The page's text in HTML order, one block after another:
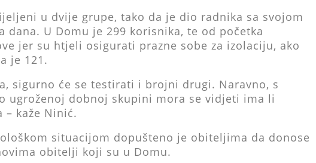
u dvije grupe, tako da je dio radnika sa svojom
dana. U Domu je 299 korisnika, te od početka
jer su htjeli osigurati prazne sobe za izolaciju, ako
je 121.
sigurno će se testirati i brojni drugi. Naravno, s
ugroženoj dobnoj skupini mora se vidjeti ima li
– kaže Ninić.
situacijom dopušteno je obiteljima da donose
obitelji koji su u Domu.